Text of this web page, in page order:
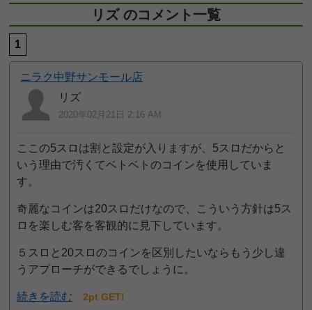
リズ のコメント一覧
1
ニラク中野サンモール店
リズ
2020年02月21日 2:16 AM
ここの5スロは割と設定が入りますが、5スロだからと
いう理由で汚くてベトベトのコインを使用していま
す。
奇麗なコインは20スロだけなので、こういう方針は5ス
ロを楽しむ客を客観的に見下しています。
５スロと20スロのコインを区別したいならもう少し違
うアプローチができるでしょうに。
続きを読む 2pt GET!